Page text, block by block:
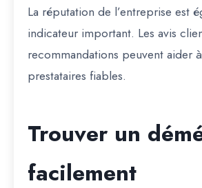
La réputation de l’entreprise est
indicateur important. Les avis
recommandations peuvent aider
prestataires fiables.
Trouver un
facilement